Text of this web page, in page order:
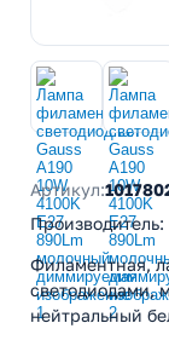
Артикул:
Производитель:
Филаментная,
светодиодами,
нейтральный